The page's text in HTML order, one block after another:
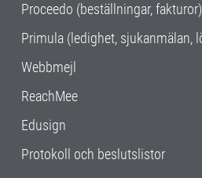
Proceedo (beställningar, fakturor)
Primula (ledighet, sjukanmälan,
Webbmejl
ReachMee
Edusign
Protokoll och beslutslistor